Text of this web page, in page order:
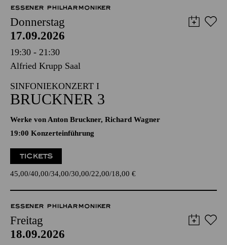
ESSENER PHILHARMONIKER
Donnerstag
17.09.2026
19:30 - 21:30
Alfried Krupp Saal
SINFONIEKONZERT I
BRUCKNER 3
Werke von Anton Bruckner, Richard Wagner
19:00 Konzerteinführung
TICKETS
45,00 40,00 34,00 30,00 22,00 18,00 €
ESSENER PHILHARMONIKER
Freitag
18.09.2026